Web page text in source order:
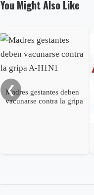
You Might Also Like
❮
Madres gestantes deben
vacunarse contra la gripa